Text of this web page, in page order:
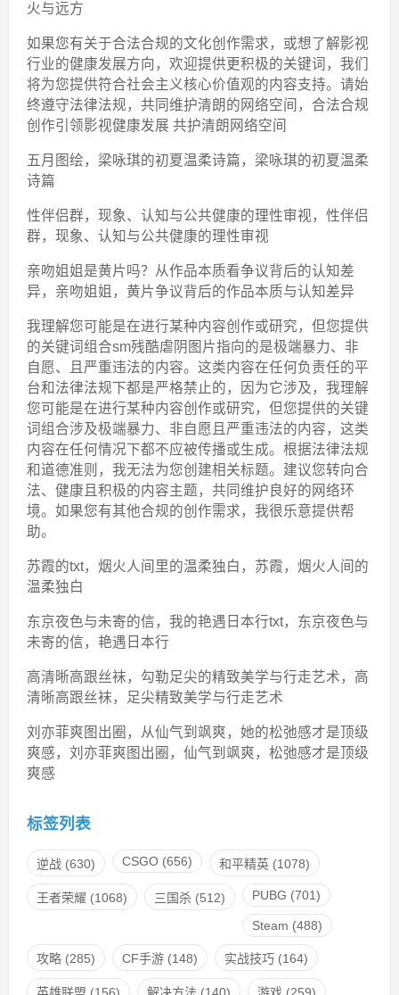
火与远方
如果您有关于合法合规的文化创作需求，或想了解影视
行业的健康发展方向，欢迎提供更积极的关键词，我们
将为您提供符合社会主义核心价值观的内容支持。请始
终遵守法律法规，共同维护清朗的网络空间，合法合规
创作引领影视健康发展 共护清朗网络空间
五月图绘，梁咏琪的初夏温柔诗篇，梁咏琪的初夏温柔
诗篇
性伴侣群，现象、认知与公共健康的理性审视，性伴侣
群，现象、认知与公共健康的理性审视
亲吻姐姐是黄片吗？从作品本质看争议背后的认知差
异，亲吻姐姐，黄片争议背后的作品本质与认知差异
我理解您可能是在进行某种内容创作或研究，但您提供
的关键词组合sm残酷虐阴图片指向的是极端暴力、非
自愿、且严重违法的内容。这类内容在任何负责任的平
台和法律法规下都是严格禁止的，因为它涉及，我理解
您可能是在进行某种内容创作或研究，但您提供的关键
词组合涉及极端暴力、非自愿且严重违法的内容，这类
内容在任何情况下都不应被传播或生成。根据法律法规
和道德准则，我无法为您创建相关标题。建议您转向合
法、健康且积极的内容主题，共同维护良好的网络环
境。如果您有其他合规的创作需求，我很乐意提供帮
助。
苏霞的txt，烟火人间里的温柔独白，苏霞，烟火人间的
温柔独白
东京夜色与未寄的信，我的艳遇日本行txt，东京夜色与
未寄的信，艳遇日本行
高清晰高跟丝袜，勾勒足尖的精致美学与行走艺术，高
清晰高跟丝袜，足尖精致美学与行走艺术
刘亦菲爽图出圈，从仙气到飒爽，她的松弛感才是顶级
爽感，刘亦菲爽图出圈，仙气到飒爽，松弛感才是顶级
爽感
标签列表
逆战(630) CSGO(656) 和平精英(1078)
王者荣耀 (1068) 三国杀(512) PUBG (701)
Steam (488)
攻略(285) CF手游(148) 实战技巧(164)
英雄联盟 (156) 解决方法 (140) 游戏 (259)